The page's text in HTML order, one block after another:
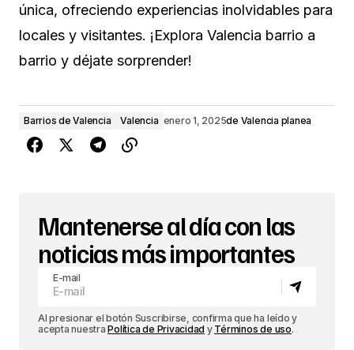
única, ofreciendo experiencias inolvidables para
locales y visitantes. ¡Explora Valencia barrio a
barrio y déjate sorprender!
Barrios de Valencia Valencia enero 1, 2025de Valencia planea
Mantenerse al día con las
noticias más importantes
E-mail
Al presionar el botón Suscribirse, confirma que ha leído y
acepta nuestraPolítica de Privacidad y Términos de uso.